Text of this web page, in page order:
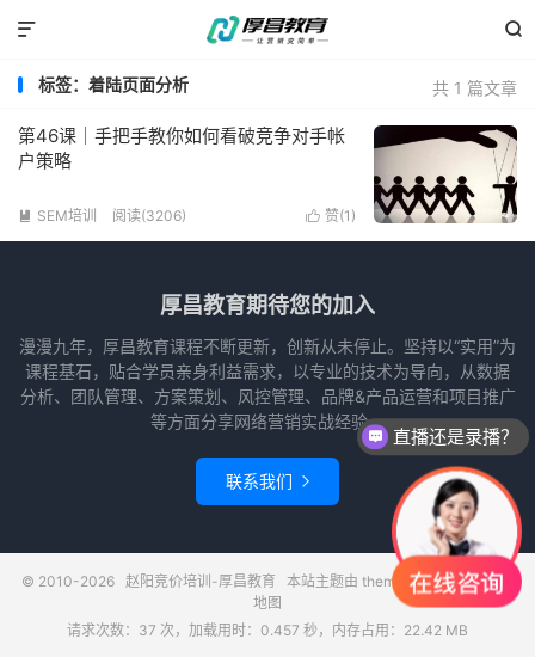


共 1 篇文章
标签：着陆页面分析
第46课｜手把手教你如何看破竞争对手帐
户策略
 赞(1 )
 SEM培训 阅读(3206)
厚昌教育期待您的加入
漫漫九年，厚昌教育课程不断更新，创新从未停止。坚持以“实用”为
课程基石，贴合学员亲身利益需求，以专业的技术为导向，从数据
分析、团队管理、方案策划、风控管理、品牌&产品运营和项目推广
等方面分享网络营销实战经验。
联系我们 
© 2010-2026 赵阳竞价培训-厚昌教育 本站主题由 themebetter提供网站
地图
请求次数：37 次，加载用时：0.457 秒，内存占用：22.42 MB
直播还是录播？